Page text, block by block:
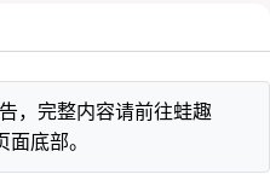
，完整内容请前往蛙趣
底部。